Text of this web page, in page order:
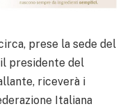
prese la sede del
presidente del
riceverà i
Italiana